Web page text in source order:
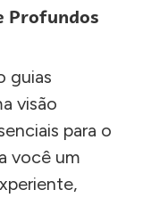
Profundos
guias
visão
para o
você um